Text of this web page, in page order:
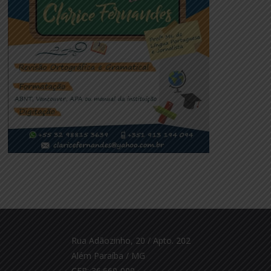
Rua Adãozinho, 20 / Apto. 202
Além Paraíba / MG